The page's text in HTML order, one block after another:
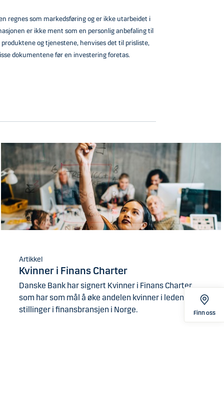
regnes som markedsføring og er ikke utarbeidet i
er ikke ment som en personlig anbefaling til
og tjenestene, henvises det til prisliste,
dokumentene før en investering foretas.
Artikkel
Kvinner i Finans Charter
Danske Bank har signert Kvinner i Finans Charter
som har som mål å øke andelen kvinner i ledende
stillinger i finansbransjen i Norge.
Finn oss